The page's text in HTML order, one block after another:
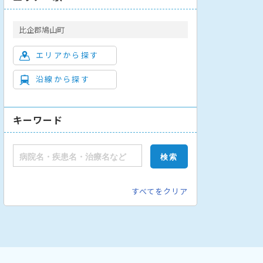
比企郡鳩山町
エリアから探す
沿線から探す
キーワード
すべてをクリア